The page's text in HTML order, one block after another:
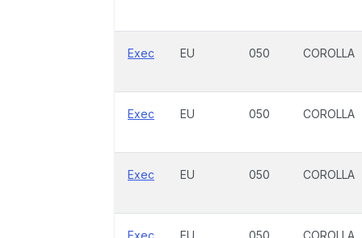
Exec EU 050 COROLLA
Exec EU 050 COROLLA
Exec EU 050 COROLLA
Exec EU 050 COROLLA